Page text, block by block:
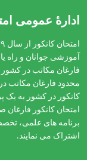
ادارهٔ عمومی
آموزشی جوانان و راه
فارغان مکاتب در
محدود فارغان مکاتب
کانکور در کشور به
امتحان کانکور فارغان
برنامه های علمی،
اشتراک می نمایند.